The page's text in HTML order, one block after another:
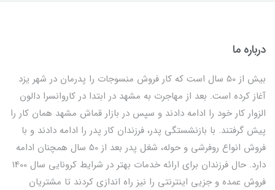
درباره ما
بیش از 50 سال است که کار فروش منسوجات را پدرمان در شهر یزد
آغاز کرده است. بعد از مهاجرت به مشهد در ابتدا در کاروانسرا دالون
الزوار کار خود را ادامه دادند و سپس در بازار قماش مشهد همان کار را
پیش گرفتند. با بازنشستگی پدر، فرزندان کار پدر را ادامه دادند و با
فروش انواع روفرشی و حوله، شغل پدر بعد از 50 سال همچنان ادامه
دارد. حال فرزندان برای ارائه خدمات بهتر در شرایط کرونایی سال 1400
فروش عمده و جزیی اینترنتی را نیز راه اندازی کردند تا مشتریان